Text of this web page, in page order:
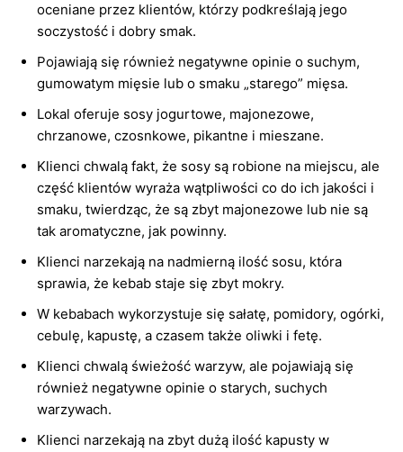
oceniane przez klientów, którzy podkreślają jego
soczystość i dobry smak.
Pojawiają się również negatywne opinie o suchym,
gumowatym mięsie lub o smaku „starego” mięsa.
Lokal oferuje sosy jogurtowe, majonezowe,
chrzanowe, czosnkowe, pikantne i mieszane.
Klienci chwalą fakt, że sosy są robione na miejscu, ale
część klientów wyraża wątpliwości co do ich jakości i
smaku, twierdząc, że są zbyt majonezowe lub nie są
tak aromatyczne, jak powinny.
Klienci narzekają na nadmierną ilość sosu, która
sprawia, że kebab staje się zbyt mokry.
W kebabach wykorzystuje się sałatę, pomidory, ogórki,
cebulę, kapustę, a czasem także oliwki i fetę.
Klienci chwalą świeżość warzyw, ale pojawiają się
również negatywne opinie o starych, suchych
warzywach.
Klienci narzekają na zbyt dużą ilość kapusty w